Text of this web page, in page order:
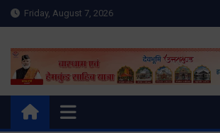
Skip
to
Friday, August 7, 2026
Meru Raibar |
News | Uttarkashi
meruraibar.com